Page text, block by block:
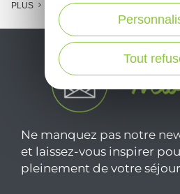
PLUS
Ne manquez pas notre
et laissez-vous inspirer
pleinement de votre
Tout